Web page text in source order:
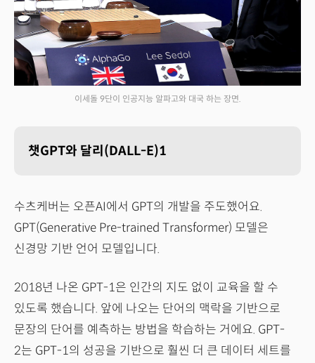
이세돌 9단이 인공지능 알파고와 대국 하는 장면.
챗GPT와 달리(DALL-E)1
수츠케버는 오픈AI에서 GPT의 개발을 주도했어요.
GPT(Generative Pre-trained Transformer) 모델은
신경망 기반 언어 모델입니다.
2018년 나온 GPT-1은 인간의 지도 없이 교육을 할 수
있도록 했습니다. 앞에 나오는 단어의 맥락을 기반으로
문장의 단어를 예측하는 방법을 학습하는 거에요. GPT-
2는 GPT-1의 성공을 기반으로 훨씬 더 큰 데이터 세트를